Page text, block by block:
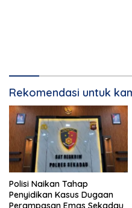
Rekomendasi untuk
Polisi Naikan Tahap
Penyidikan Kasus Dugaan
Perampasan Emas Sekadau